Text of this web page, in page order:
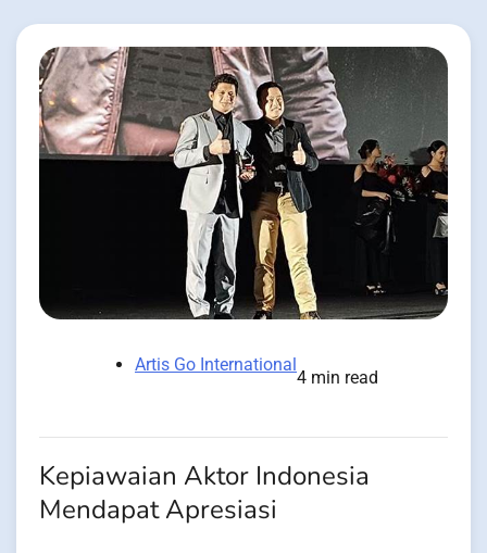
Artis Go International
4 min read
Kepiawaian Aktor Indonesia
Mendapat Apresiasi